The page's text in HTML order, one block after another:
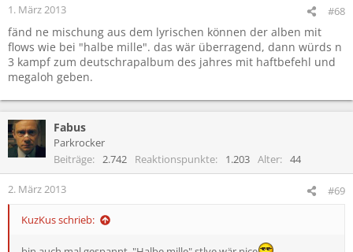
:
1. März 2013 #68
fänd ne mischung aus dem lyrischen können der alben mit
flows wie bei "halbe mille". das wär überragend, dann würds n
3 kampf zum deutschrapalbum des jahres mit haftbefehl und
megaloh geben.
Fabus
Parkrocker
Beiträge
2.742 Reaktionspunkte 1.203 Alter 44
2. März 2013 #69
KuzKus schrieb: